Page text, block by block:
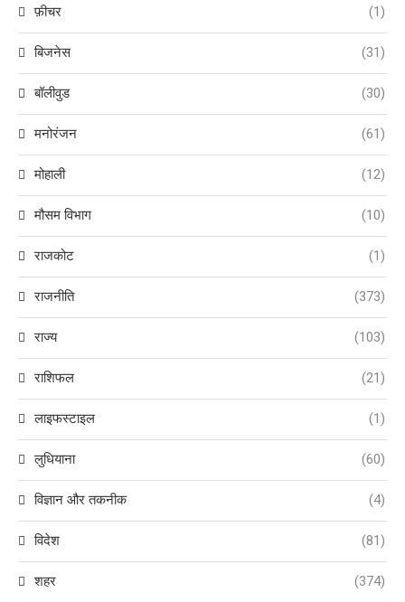
फ़ीचर (1)
बिजनेस (31)
बॉलीवुड (30)
मनोरंजन (61)
मोहाली (12)
मौसम विभाग (10)
राजकोट (1)
राजनीति (373)
राज्य (103)
राशिफल (21)
लाइफस्टाइल (1)
लुधियाना (60)
विज्ञान और तकनीक (4)
विदेश (81)
शहर (374)